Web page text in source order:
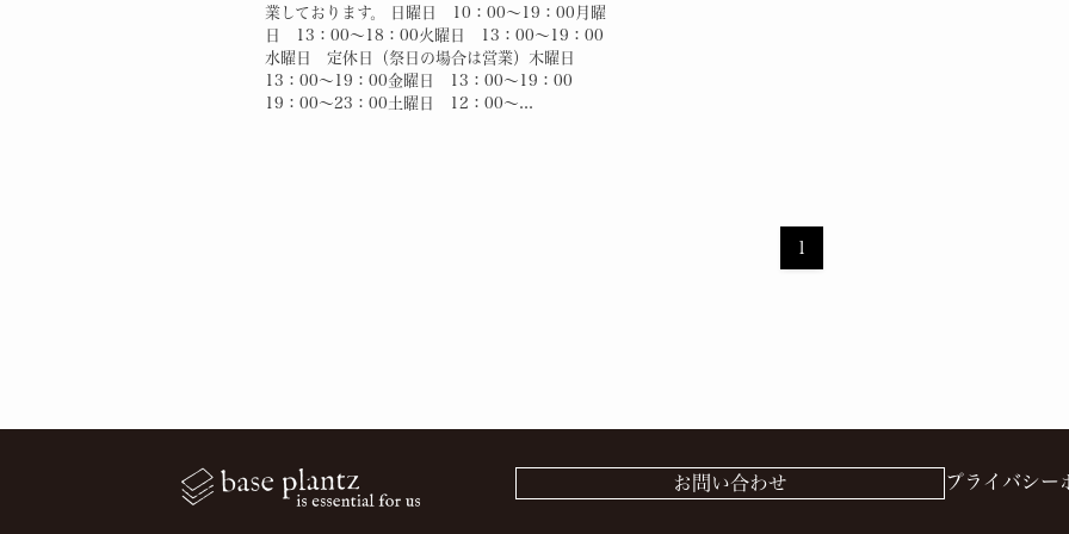
業しております。 日曜日 10：00～19：00月曜
日 13：00～18：00火曜日 13：00～19：00
水曜日 定休日（祭日の場合は営業）木曜日
13：00～19：00金曜日 13：00～19：00
19：00～23：00土曜日 12：00～...
1
お問い合わせ プライバシー